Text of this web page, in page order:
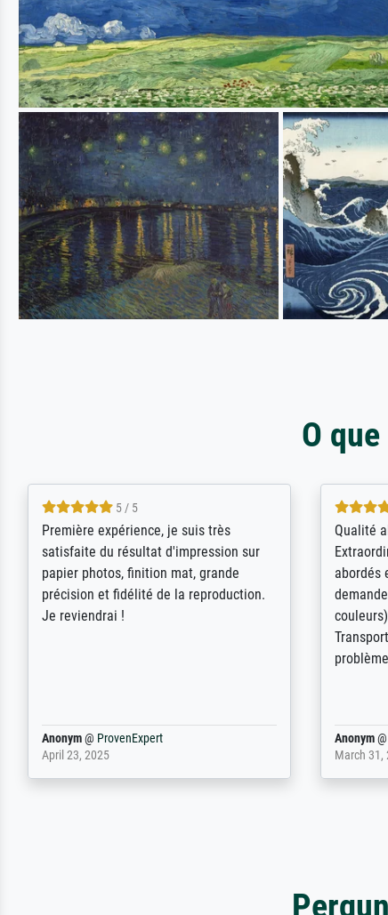
O
4.5 / 5
ik beoordeel Meisterdrucke zeer
positief. Door de 69505 beschikbare
kunstenaars scrollen is echter
onbegonnen werk (na stoppen begint
het weer van voor af aan). Als er naar
Waarom duidt u ...
philip@ProvenExpert
September 23, 2025
erstaunt.
der
Anonym@
April 20,